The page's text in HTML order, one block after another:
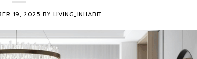
19, 2025 BY LIVING_INHABIT